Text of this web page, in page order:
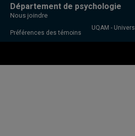
Département de psychologie
Nous joindre
Préférences des témoins
UQAM -